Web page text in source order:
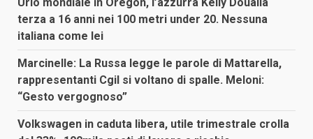
terza a 16 anni nei 100 metri under 20. Nessuna
italiana come lei
Marcinelle: La Russa legge le parole di Mattarella,
rappresentanti Cgil si voltano di spalle. Meloni:
“Gesto vergognoso”
Volkswagen in caduta libera, utile trimestrale crolla